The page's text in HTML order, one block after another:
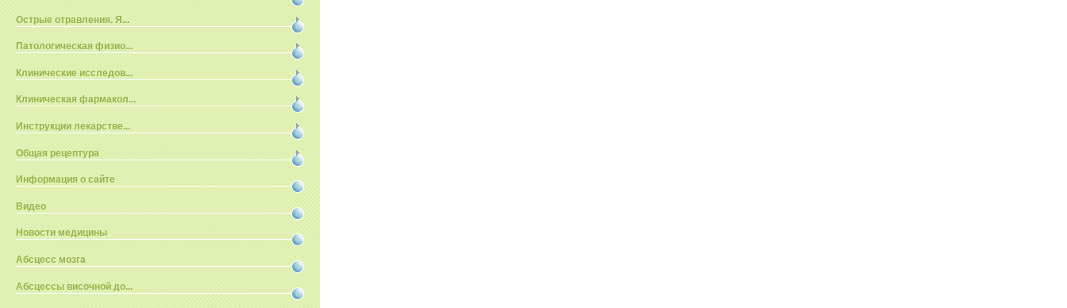
Острые отравления. Я...
Патологическая физио...
Клинические исследов...
Клиническая фармакол...
Инструкции лекарстве...
Общая рецептура
Информация о сайте
Видео
Новости медицины
Абсцесс мозга
Абсцессы височной до...